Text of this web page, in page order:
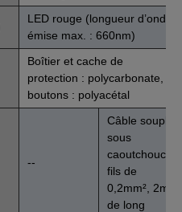
LED rouge (longueur d’onde
émise max. : 660nm)
Boîtier et cache de
protection : polycarbonate,
boutons : polyacétal
--
Câble souple
sous
caoutchouc 3
fils de
0,2mm², 2m
de long